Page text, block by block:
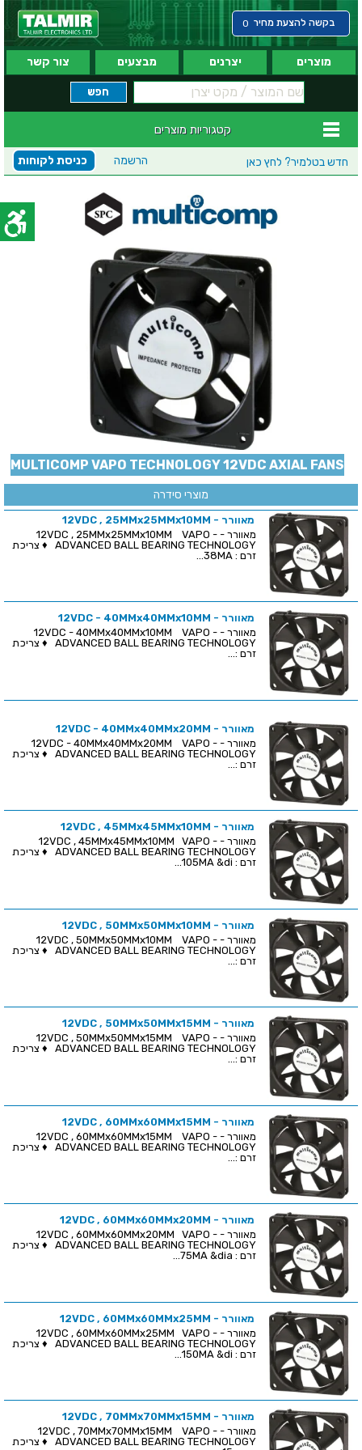
בקשה להצעת מחיר 0
מוצרים יצרנים מבצעים צור קשר
קטגוריות מוצרים
חדש בטלמיר? לחץ כאן כניסת לקוחות הרשמה
MULTICOMP VAPO TECHNOLOGY 12VDC AXIAL FANS
מוצרי סידרה
מאוורר - 12VDC , 25MMx25MMx10MM
מאוורר - 12VDC , 25MMx25MMx10MM VAPO -
ADVANCED BALL BEARING TECHNOLOGY ♦ צריכת
זרם : 38MA...
מאוורר - 12VDC - 40MMx40MMx10MM
מאוורר - 12VDC - 40MMx40MMx10MM VAPO -
ADVANCED BALL BEARING TECHNOLOGY ♦ צריכת
זרם :...
מאוורר - 12VDC - 40MMx40MMx20MM
מאוורר - 12VDC - 40MMx40MMx20MM VAPO -
ADVANCED BALL BEARING TECHNOLOGY ♦ צריכת
זרם :...
מאוורר - 12VDC , 45MMx45MMx10MM
מאוורר - 12VDC , 45MMx45MMx10MM VAPO -
ADVANCED BALL BEARING TECHNOLOGY ♦ צריכת
זרם : 105MA &di...
מאוורר - 12VDC , 50MMx50MMx10MM
מאוורר - 12VDC , 50MMx50MMx10MM VAPO -
ADVANCED BALL BEARING TECHNOLOGY ♦ צריכת
זרם :...
מאוורר - 12VDC , 50MMx50MMx15MM
מאוורר - 12VDC , 50MMx50MMx15MM VAPO -
ADVANCED BALL BEARING TECHNOLOGY ♦ צריכת
זרם :...
מאוורר - 12VDC , 60MMx60MMx15MM
מאוורר - 12VDC , 60MMx60MMx15MM VAPO -
ADVANCED BALL BEARING TECHNOLOGY ♦ צריכת
זרם :...
מאוורר - 12VDC , 60MMx60MMx20MM
מאוורר - 12VDC , 60MMx60MMx20MM VAPO -
ADVANCED BALL BEARING TECHNOLOGY ♦ צריכת
זרם : 75MA &dia...
מאוורר - 12VDC , 60MMx60MMx25MM
מאוורר - 12VDC , 60MMx60MMx25MM VAPO -
ADVANCED BALL BEARING TECHNOLOGY ♦ צריכת
זרם : 150MA &di...
מאוורר - 12VDC , 70MMx70MMx15MM
מאוורר - 12VDC , 70MMx70MMx15MM VAPO -
ADVANCED BALL BEARING TECHNOLOGY ♦ צריכת